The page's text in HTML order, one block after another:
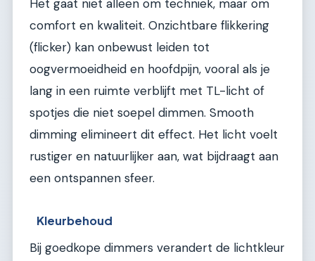
Het gaat niet alleen om techniek, maar om
comfort en kwaliteit. Onzichtbare flikkering
(flicker) kan onbewust leiden tot
oogvermoeidheid en hoofdpijn, vooral als je
lang in een ruimte verblijft met TL-licht of
spotjes die niet soepel dimmen. Smooth
dimming elimineert dit effect. Het licht voelt
rustiger en natuurlijker aan, wat bijdraagt aan
een ontspannen sfeer.
Kleurbehoud
Bij goedkope dimmers verandert de lichtkleur